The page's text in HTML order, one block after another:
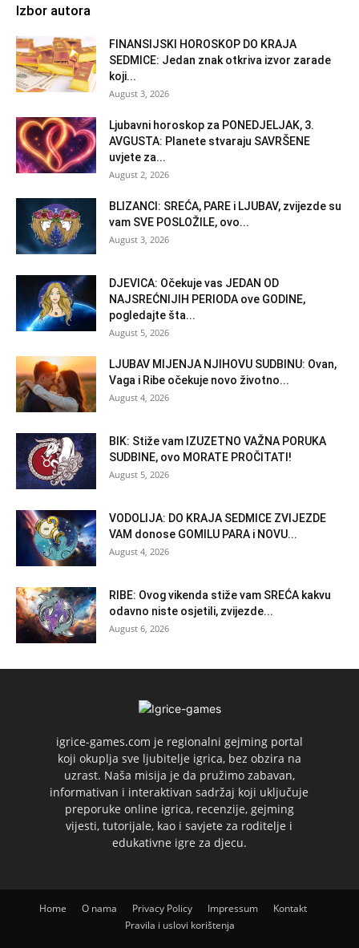
Izbor autora
FINANSIJSKI HOROSKOP DO KRAJA
SEDMICE: Jedan znak otkriva izvor zarade
koji...
August 3, 2026
Ljubavni horoskop za PONEDJELJAK, 3.
AVGUSTA: Planete stvaraju SAVRŠENE
uvjete za...
August 2, 2026
BLIZANCI: SREĆA, PARE i LJUBAV, zvijezde su
vam SVE POSLOŽILE, ovo...
August 3, 2026
DJEVICA: Očekuje vas JEDAN OD
NAJSREĆNIJIH PERIODA ove GODINE,
pogledajte šta...
August 5, 2026
LJUBAV MIJENJA NJIHOVU SUDBINU: Ovan,
Vaga i Ribe očekuje novo životno...
August 4, 2026
BIK: Stiže vam IZUZETNO VAŽNA PORUKA
SUDBINE, ovo MORATE PROČITATI!
August 5, 2026
VODOLIJA: DO KRAJA SEDMICE ZVIJEZDE
VAM donose GOMILU PARA i NOVU...
August 4, 2026
RIBE: Ovog vikenda stiže vam SREĆA kakvu
odavno niste osjetili, zvijezde...
August 6, 2026
igrice-games.com je regionalni gejming portal
koji okuplja sve ljubitelje igrica, bez obzira na
uzrast. Naša misija je da pružimo zabavan,
informativan i interaktivan sadržaj koji uključuje
preporuke online igrica, recenzije, gejming
vijesti, tutorijale, kao i savjete za roditelje i
edukativne igre za djecu.
Home O nama Privacy Policy Impressum
Kontakt
Pravila i uslovi korištenja